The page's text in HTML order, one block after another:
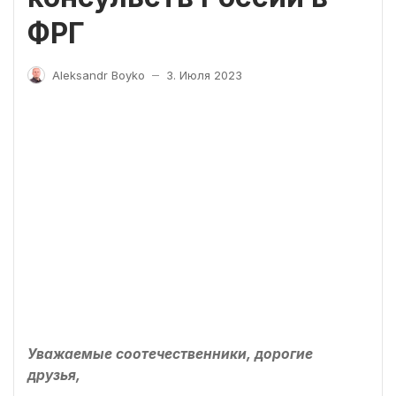
ФРГ
Aleksandr Boyko — 3. Июля 2023
Уважаемые соотечественники, дорогие
друзья,